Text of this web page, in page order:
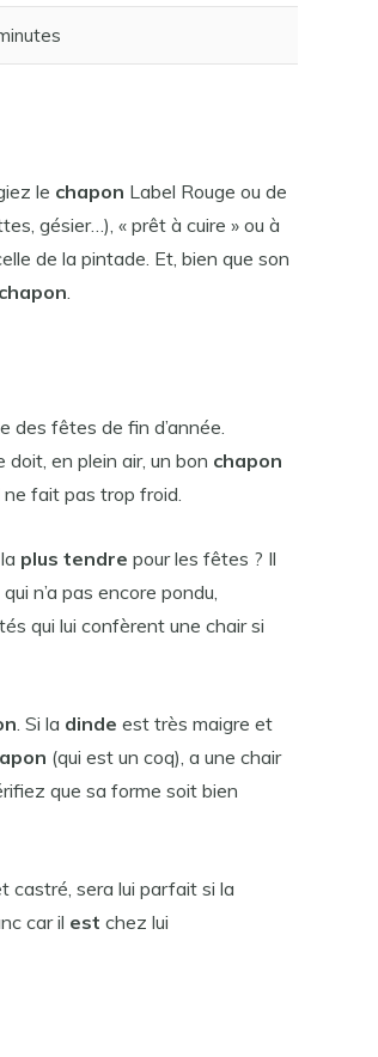
le chapon Label Rouge ou de
gésier…), « prêt à cuire » ou à
de la pintade. Et, bien que son
chapon.
des fêtes de fin d’année.
doit, en plein air, un bon chapon
ne fait pas trop froid.
la plus tendre pour les fêtes ? Il
qui n’a pas encore pondu,
qui lui confèrent une chair si
. Si la dinde est très maigre et
(qui est un coq), a une chair
que sa forme soit bien
castré, sera lui parfait si la
car il est chez lui